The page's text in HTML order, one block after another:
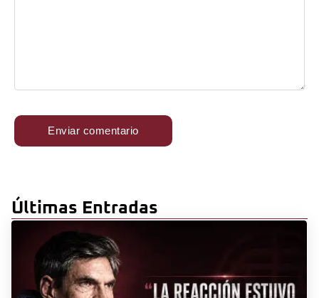
Últimas Entradas